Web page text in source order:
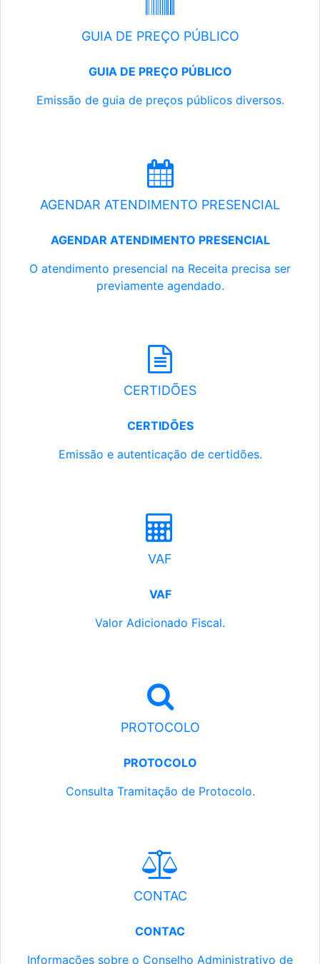
GUIA DE PREÇO PÚBLICO
GUIA DE PREÇO PÚBLICO
Emissão de guia de preços públicos diversos.
AGENDAR ATENDIMENTO PRESENCIAL
AGENDAR ATENDIMENTO PRESENCIAL
O atendimento presencial na Receita precisa ser
previamente agendado.
CERTIDÕES
CERTIDÕES
Emissão e autenticação de certidões.
VAF
VAF
Valor Adicionado Fiscal.
PROTOCOLO
PROTOCOLO
Consulta Tramitação de Protocolo.
CONTAC
CONTAC
Informações sobre o Conselho Administrativo de